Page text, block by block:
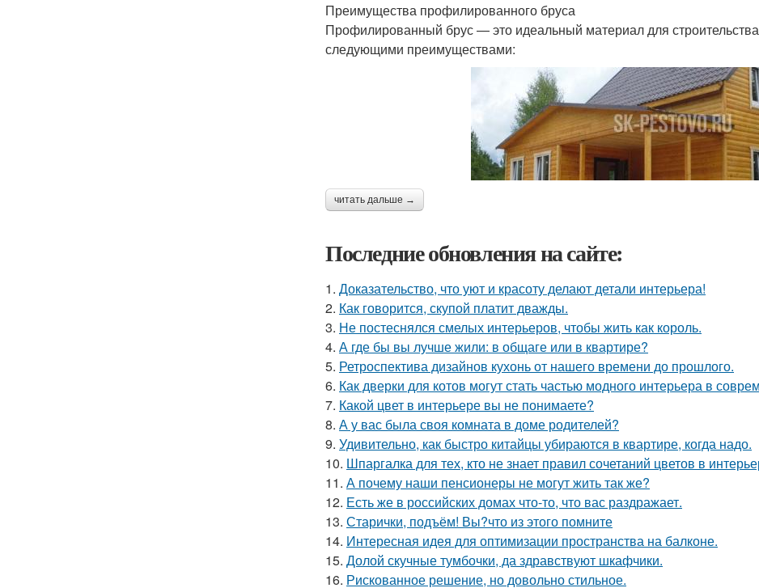
Преимущества профилированного бруса
Профилированный брус — это идеальный материал для
следующими преимуществами:
читать дальше →
Последние обновления на сайте:
1. Доказательство, что уют и красоту делают детали интерьера!
2. Как говорится, скупой платит дважды.
3. Не постеснялся смелых интерьеров, чтобы жить как король.
4. А где бы вы лучше жили: в общаге или в квартире?
5. Ретроспектива дизайнов кухонь от нашего времени до прошлого.
6. Как дверки для котов могут стать частью модного интерьера в
7. Какой цвет в интерьере вы не понимаете?
8. А у вас была своя комната в доме родителей?
9. Удивительно, как быстро китайцы убираются в квартире, когда надо.
10. Шпаргалка для тех, кто не знает правил сочетаний цветов в
11. А почему наши пенсионеры не могут жить так же?
12. Есть же в российских домах что-то, что вас раздражает.
13. Старички, подъём! Вы?что из этого помните
14. Интересная идея для оптимизации пространства на балконе.
15. Долой скучные тумбочки, да здравствуют шкафчики.
16. Рискованное решение, но довольно стильное.